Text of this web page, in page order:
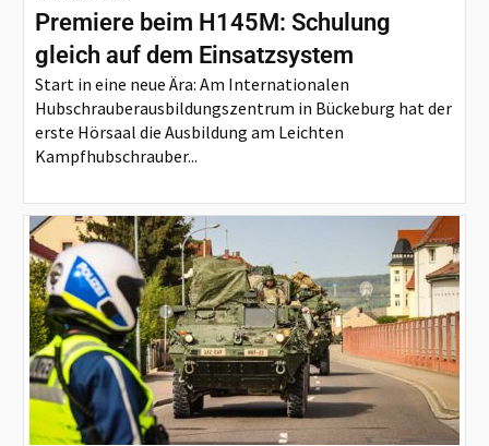
Premiere beim H145M: Schulung
gleich auf dem Einsatzsystem
Start in eine neue Ära: Am Internationalen
Hubschrauberausbildungszentrum in Bückeburg hat der
erste Hörsaal die Ausbildung am Leichten
Kampfhubschrauber...